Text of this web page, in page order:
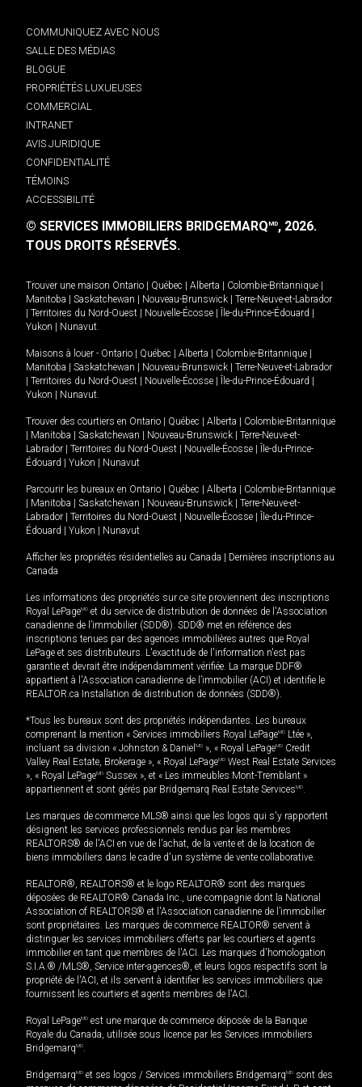
COMMUNIQUEZ AVEC NOUS
SALLE DES MÉDIAS
BLOGUE
PROPRIÉTÉS LUXUEUSES
COMMERCIAL
INTRANET
AVIS JURIDIQUE
CONFIDENTIALITÉ
TÉMOINS
ACCESSIBILITÉ
© SERVICES IMMOBILIERS BRIDGEMARQMD, 2026.
TOUS DROITS RÉSERVÉS.
Trouver une maison Ontario Québec Alberta Colombie-Britannique
Manitoba
Saskatchewan Nouveau-Brunswick
Terre-Neuve-et-Labrador
Territoires du Nord-Ouest Nouvelle-Écosse Île-du-Prince-Édouard
Yukon
Nunavut.
Maisons à louer - Ontario Québec Alberta Colombie-Britannique
Manitoba
Saskatchewan Nouveau-Brunswick
Terre-Neuve-et-Labrador
Territoires du Nord-Ouest Nouvelle-Écosse Île-du-Prince-Édouard
Yukon
Nunavut.
Trouver des courtiers en Ontario Québec Alberta
Colombie-Britannique
Manitoba Saskatchewan Nouveau-Brunswick
Terre-Neuve-et-
Labrador
Territoires du Nord-Ouest Nouvelle-Écosse
Île-du-Prince-
Édouard
Yukon Nunavut
Parcourir les bureaux en Ontario Québec Alberta
Colombie-Britannique
Manitoba Saskatchewan Nouveau-Brunswick
Terre-Neuve-et-
Labrador
Territoires du Nord-Ouest Nouvelle-Écosse
Île-du-Prince-
Édouard
Yukon Nunavut
Afficher les propriétés résidentielles au Canada
Dernières inscriptions au
Canada
Les informations des propriétés sur ce site proviennent des inscriptions
Royal LePageMD et du service de distribution de données de l'Association
canadienne de l’immobilier (SDD®). SDD® met en référence des
inscriptions tenues par des agences immobilières autres que Royal
LePage et ses distributeurs. L'exactitude de l'information n'est pas
garantie et devrait être indépendamment vérifiée. La marque DDF®
appartient à l'Association canadienne de l’immobilier (ACI) et identifie le
REALTOR.ca Installation de distribution de données (SDD®).
*Tous les bureaux sont des propriétés indépendantes. Les bureaux
comprenant la mention « Services immobiliers Royal LePageMD Ltée »,
incluant sa division « Johnston & Daniel MD », « Royal LePageMD Credit
Valley Real Estate, Brokerage », « Royal LePageMD West Real Estate Services
», « Royal LePageMD Sussex », et « Les immeubles Mont-Tremblant »
appartiennent et sont gérés par Bridgemarq Real Estate ServicesMD.
Les marques de commerce MLS® ainsi que les logos qui s'y rapportent
désignent les services professionnels rendus par les membres
REALTORS® de l'ACI en vue de l'achat, de la vente et de la location de
biens immobiliers dans le cadre d'un système de vente collaborative.
REALTOR®, REALTORS® et le logo REALTOR® sont des marques
déposées de REALTOR® Canada Inc., une compagnie dont la National
Association of REALTORS® et l'Association canadienne de l’immobilier
sont propriétaires. Les marques de commerce REALTOR® servent à
distinguer les services immobiliers offerts par les courtiers et agents
immobilier en tant que membres de l'ACI. Les marques d'homologation
S.I.A.® /MLS®, Service inter-agences®, et leurs logos respectifs sont la
propriété de l'ACI, et ils servent à identifier les services immobiliers que
fournissent les courtiers et agents membres de l'ACI.
Royal LePageMD est une marque de commerce déposée de la Banque
Royale du Canada, utilisée sous licence par les Services immobiliers
BridgemarqMD.
BridgemarqMD et ses logos / Services immobiliers BridgemarqMD sont des